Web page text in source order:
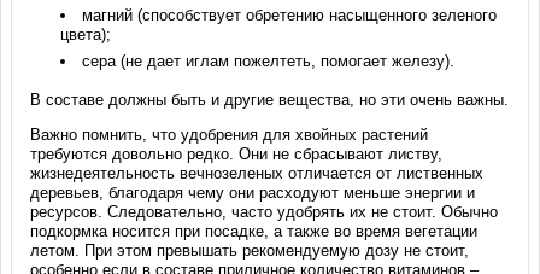
магний (способствует обретению насыщенного зеленого
цвета);
сера (не дает иглам пожелтеть, помогает железу).
В составе должны быть и другие вещества, но эти очень важны.
Важно помнить, что удобрения для хвойных растений
требуются довольно редко. Они не сбрасывают листву,
жизнедеятельность вечнозеленых отличается от лиственных
деревьев, благодаря чему они расходуют меньше энергии и
ресурсов. Следовательно, часто удобрять их не стоит. Обычно
подкормка носится при посадке, а также во время вегетации
летом. При этом превышать рекомендуемую дозу не стоит,
особенно если в составе приличное количество витаминов –